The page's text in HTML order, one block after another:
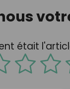
était